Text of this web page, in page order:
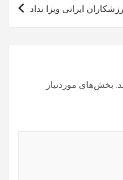
ایرانی ویزا نداد
بخش‌های موردنیاز